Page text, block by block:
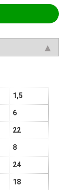
1,5
6
22
8
24
18